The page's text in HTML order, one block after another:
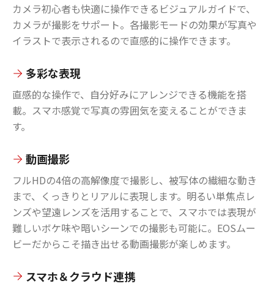
カメラ初心者も快適に操作できるビジュアルガイドで、
カメラが撮影をサポート。各撮影モードの効果が写真や
イラストで表示されるので直感的に操作できます。
多彩な表現
直感的な操作で、自分好みにアレンジできる機能を搭
載。スマホ感覚で写真の雰囲気を変えることができま
す。
動画撮影
フルHDの4倍の高解像度で撮影し、被写体の繊細な動き
まで、くっきりとリアルに表現します。明るい単焦点レ
ンズや望遠レンズを活用することで、スマホでは表現が
難しいボケ味や暗いシーンでの撮影も可能に。EOSムー
ビーだからこそ描き出せる動画撮影が楽しめます。
スマホ＆クラウド連携